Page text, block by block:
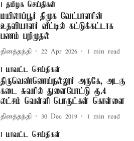
தமிழக செய்திகள்
மயிலாப்பூர் திமுக வேட்பாளரின்
உதவியாளர் வீட்டில் கட்டுக்கட்டாக
பணம் பறிமுதல்
தினத்தந்தி 22 Apr 2026 1 min read
மாவட்ட செய்திகள்
திருவெண்ணெய்நல்லூர் அருகே, அடகு
கடை சுவரில் துளைபோட்டு ரூ.4
லட்சம் வெள்ளி பொருட்கள் கொள்ளை
தினத்தந்தி 30 Dec 2019 1 min read
மாவட்ட செய்திகள்